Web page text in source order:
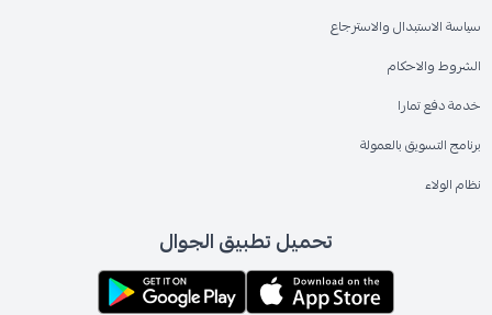
سياسة الاستبدال والاسترجاع
الشروط والاحكام
خدمة دفع تمارا
برنامج التسويق بالعمولة
نظام الولاء
تحميل تطبيق الجوال